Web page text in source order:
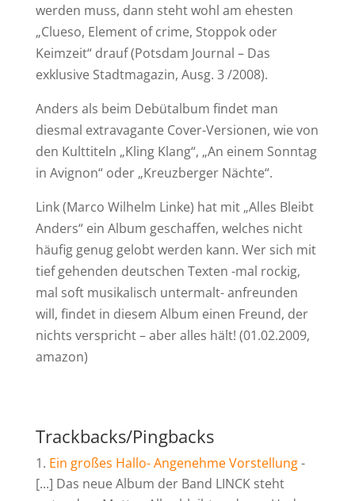
werden muss, dann steht wohl am ehesten
„Clueso, Element of crime, Stoppok oder
Keimzeit“ drauf (Potsdam Journal – Das
exklusive Stadtmagazin, Ausg. 3 /2008).
Anders als beim Debütalbum findet man
diesmal extravagante Cover-Versionen, wie von
den Kulttiteln „Kling Klang“, „An einem Sonntag
in Avignon“ oder „Kreuzberger Nächte“.
Link (Marco Wilhelm Linke) hat mit „Alles Bleibt
Anders“ ein Album geschaffen, welches nicht
häufig genug gelobt werden kann. Wer sich mit
tief gehenden deutschen Texten -mal rockig,
mal soft musikalisch untermalt- anfreunden
will, findet in diesem Album einen Freund, der
nichts verspricht – aber alles hält! (01.02.2009,
amazon)
Trackbacks/Pingbacks
Ein großes Hallo- Angenehme Vorstellung-
[...] Das neue Album der Band LINCK steht